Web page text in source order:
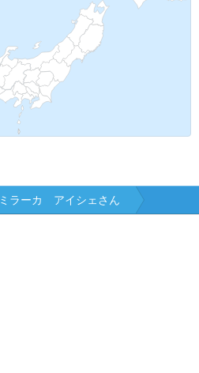
ミラーカ アイシェさん